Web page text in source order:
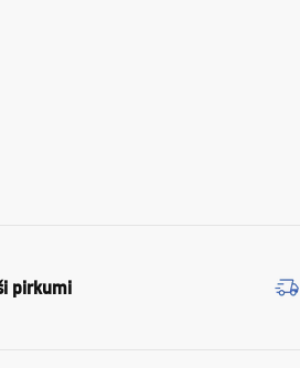
pirkumi